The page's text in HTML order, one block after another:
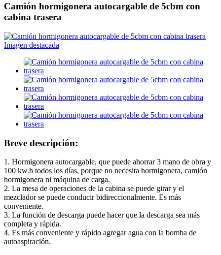
Camión hormigonera autocargable de 5cbm con
cabina trasera
Breve descripción:
1. Hormigonera autocargable, que puede ahorrar 3 mano de obra y
100 kw.h todos los días, porque no necesita hormigonera, camión
hormigonera ni máquina de carga.
2. La mesa de operaciones de la cabina se puede girar y el
mezclador se puede conducir bidireccionalmente. Es más
conveniente.
3. La función de descarga puede hacer que la descarga sea más
completa y rápida.
4. Es más conveniente y rápido agregar agua con la bomba de
autoaspiración.